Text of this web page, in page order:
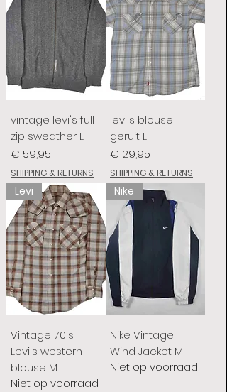
vintage levi's full
zip sweather L
Prijs
€ 59,95
SHIPPING & RETURNS
levi's blouse
geruit L
Prijs
€ 29,95
SHIPPING & RETURNS
Levi
Vintage 70's
Levi's western
blouse M
Niet op voorraad
Nike
Nike Vintage
Wind Jacket M
Niet op voorraad